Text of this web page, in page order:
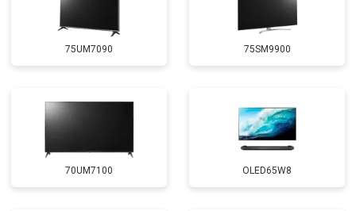
75UM7090 75SM9900
70UM7100 OLED65W8